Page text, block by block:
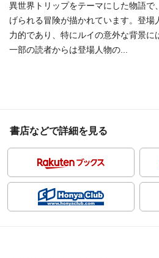
異世界トリップをテーマにした物語で
げられる冒険が描かれています。登場
力的であり、特にルイの意外な背景に
一部の読者からは登場人物の...
書店などで詳細を見る